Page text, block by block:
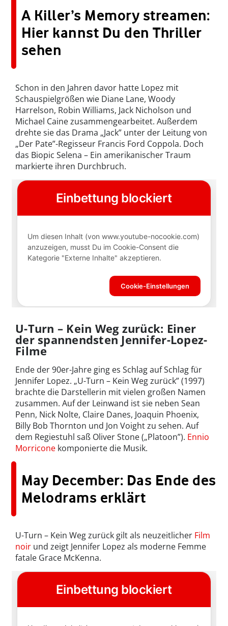
A Killer’s Memory streamen:
Hier kannst Du den Thriller
sehen
Schon in den Jahren davor hatte Lopez mit
Schauspielgrößen wie Diane Lane, Woody
Harrelson, Robin Williams, Jack Nicholson und
Michael Caine zusammengearbeitet. Außerdem
drehte sie das Drama „Jack” unter der Leitung von
„Der Pate”-Regisseur Francis Ford Coppola. Doch
das Biopic Selena – Ein amerikanischer Traum
markierte ihren Durchbruch.
U-Turn – Kein Weg zurück: Einer
der spannendsten Jennifer-Lopez-
Filme
Ende der 90er-Jahre ging es Schlag auf Schlag für
Jennifer Lopez. „U-Turn – Kein Weg zurück” (1997)
brachte die Darstellerin mit vielen großen Namen
zusammen. Auf der Leinwand ist sie neben Sean
Penn, Nick Nolte, Claire Danes, Joaquin Phoenix,
Billy Bob Thornton und Jon Voight zu sehen. Auf
dem Regiestuhl saß Oliver Stone („Platoon”). Ennio
Morricone komponierte die Musik.
May December: Das Ende des
Melodrams erklärt
U-Turn – Kein Weg zurück gilt als neuzeitlicher Film
noir und zeigt Jennifer Lopez als moderne Femme
fatale Grace McKenna.